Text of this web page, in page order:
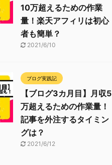
10万超えるための作業
量！楽天アフィリは初心
者も簡単？
2021/6/10
ブログ実践記
【ブログ3カ月目】月収5
万超えるための作業量！
記事を外注するタイミン
グは？
2021/6/12